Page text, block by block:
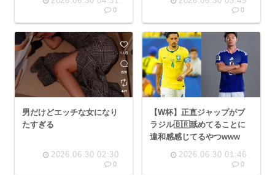
0 0
男だけどエッチな女になり
たすぎる
2026.06.30 02:30
0
【W杯】正直ジャップがブ
ラジル🇧🇷舐めてることに
違和感感じてるやつwww
2026.06.30 01:46
0